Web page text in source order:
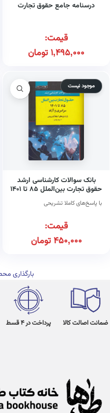
درسنامه جامع حقوق تجارت
قیمت:
1,495,000تومان
موجود نیست
بانک سوالات کارشناسی ارشد
حقوق تجارت بین‌الملل ۸۵ تا ۱۴۰۱
سراسری و آزاد
با پاسخ‌های کاملا تشریحی
قیمت:
450,000تومان
بارگذاری
ضمانت اصالت کالا پرداخت در 4 قسط